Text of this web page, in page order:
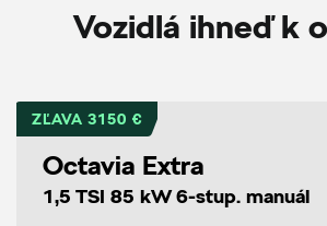
Vozidlá ihneď k
ZĽAVA 3150 €
Octavia Extra
1,5 TSI 85 kW 6-stup. manuál